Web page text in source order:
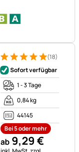
Bewertung: 5 von 5 (18
18 Bewertungen (18)
Sofort verfügbar
1 - 3 Tage
0,84 kg
44145
Bei 5 oder mehr
ab 9,29€
Steuerhinweis: